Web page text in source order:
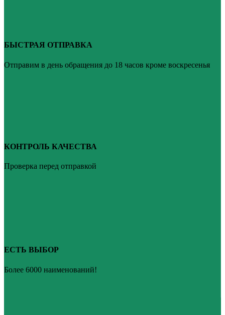
БЫСТРАЯ ОТПРАВКА
Отправим в день обращения до 18 часов кроме воскресенья
КОНТРОЛЬ КАЧЕСТВА
Проверка перед отправкой
ЕСТЬ ВЫБОР
Более 6000 наименований!